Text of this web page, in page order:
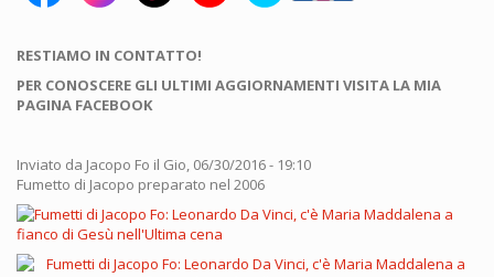
RESTIAMO IN CONTATTO!
PER CONOSCERE GLI ULTIMI AGGIORNAMENTI VISITA LA MIA
PAGINA FACEBOOK
Inviato da Jacopo Fo il Gio, 06/30/2016 - 19:10
Fumetto di Jacopo preparato nel 2006